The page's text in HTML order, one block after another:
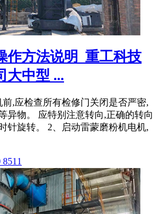
作方法说明_重工科技
大中型 ...
,应检查所有检修门关闭是否严密,
异物。 应特别注意转向,正确的转向
针旋转。 2、启动雷蒙磨粉机电机,